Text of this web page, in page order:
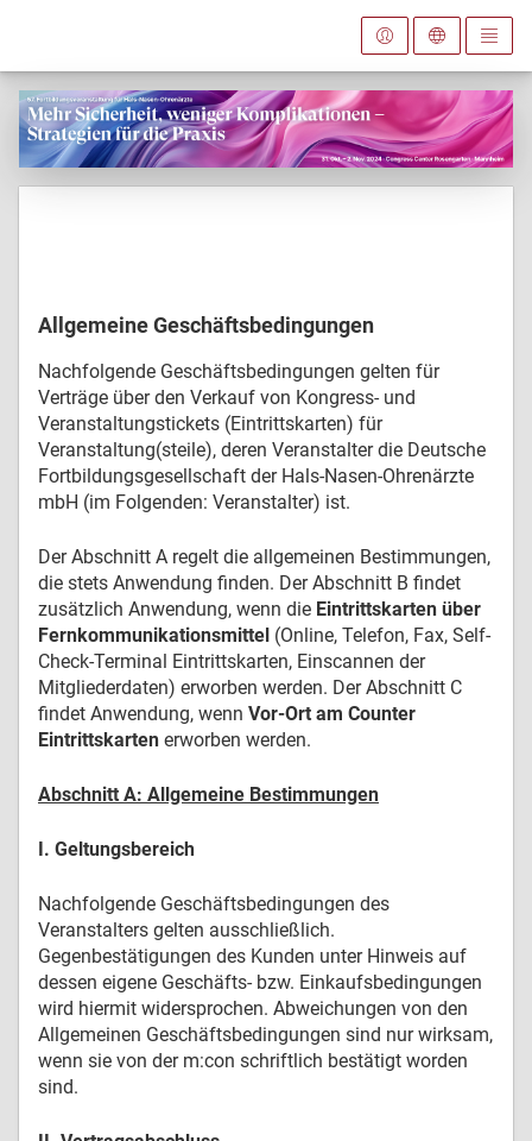
Allgemeine Geschäftsbedingungen
Nachfolgende Geschäftsbedingungen gelten für
Verträge über den Verkauf von Kongress- und
Veranstaltungstickets (Eintrittskarten) für
Veranstaltung(steile), deren Veranstalter die Deutsche
Fortbildungsgesellschaft der Hals-Nasen-Ohrenärzte
mbH (im Folgenden: Veranstalter) ist.
Der Abschnitt A regelt die allgemeinen Bestimmungen,
die stets Anwendung finden. Der Abschnitt B findet
zusätzlich Anwendung, wenn die Eintrittskarten über
Fernkommunikationsmittel (Online, Telefon, Fax, Self-
Check-Terminal Eintrittskarten, Einscannen der
Mitgliederdaten) erworben werden. Der Abschnitt C
findet Anwendung, wenn Vor-Ort am Counter
Eintrittskarten erworben werden.
Abschnitt A: Allgemeine Bestimmungen
I. Geltungsbereich
Nachfolgende Geschäftsbedingungen des
Veranstalters gelten ausschließlich.
Gegenbestätigungen des Kunden unter Hinweis auf
dessen eigene Geschäfts- bzw. Einkaufsbedingungen
wird hiermit widersprochen. Abweichungen von den
Allgemeinen Geschäftsbedingungen sind nur wirksam,
wenn sie von der m:con schriftlich bestätigt worden
sind.